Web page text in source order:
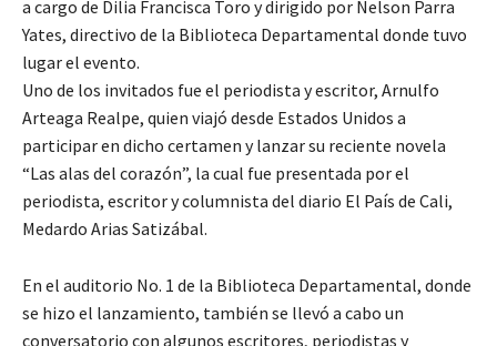
a cargo de Dilia Francisca Toro y dirigido por Nelson Parra
Yates, directivo de la Biblioteca Departamental donde tuvo
lugar el evento.
Uno de los invitados fue el periodista y escritor, Arnulfo
Arteaga Realpe, quien viajó desde Estados Unidos a
participar en dicho certamen y lanzar su reciente novela
“Las alas del corazón”, la cual fue presentada por el
periodista, escritor y columnista del diario El País de Cali,
Medardo Arias Satizábal.
En el auditorio No. 1 de la Biblioteca Departamental, donde
se hizo el lanzamiento, también se llevó a cabo un
conversatorio con algunos escritores, periodistas y